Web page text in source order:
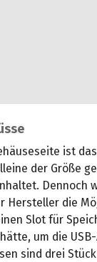
ist
der Größe
Dennoch
Hersteller die
Slot für
um die
sind drei